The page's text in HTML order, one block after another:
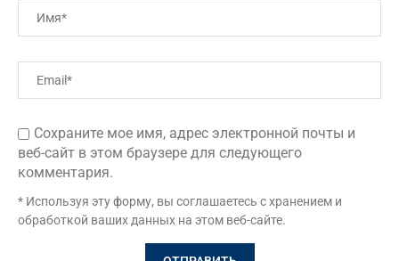
Сохраните мое имя, адрес электронной почты и
веб-сайт в этом браузере для следующего
комментария.
* Используя эту форму, вы соглашаетесь с хранением и
обработкой ваших данных на этом веб-сайте.